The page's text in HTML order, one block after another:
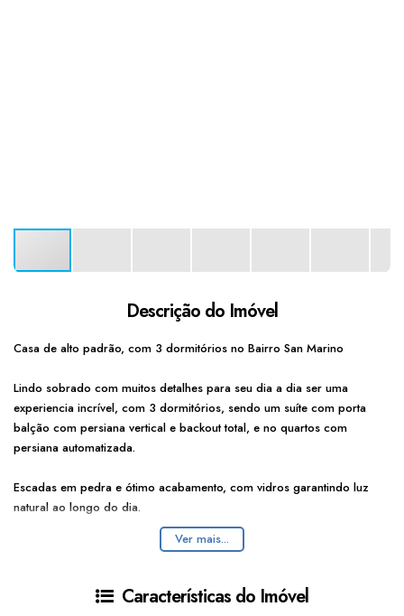
Descrição do Imóvel
Casa de alto padrão, com 3 dormitórios no Bairro San Marino
Lindo sobrado com muitos detalhes para seu dia a dia ser uma
experiencia incrível, com 3 dormitórios, sendo um suíte com porta
balção com persiana vertical e backout total, e no quartos com
persiana automatizada.
Escadas em pedra e ótimo acabamento, com vidros garantindo luz
natural ao longo do dia.
Área de lazer com churrasqueira enorme e banheiro, ótima para
Ver mais...
Características do Imóvel